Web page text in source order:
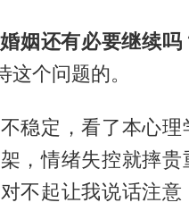
姻还有必要继续吗‬
个问题的。
稳定，看了本心
，情绪失控就摔
不起让我说话注